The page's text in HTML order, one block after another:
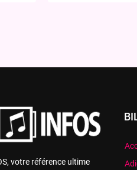
votre référence ultime